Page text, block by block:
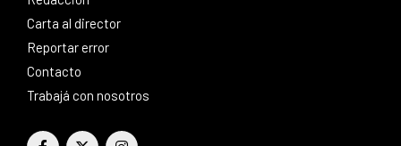
Carta al director
Reportar error
Contacto
Trabajá con nosotros